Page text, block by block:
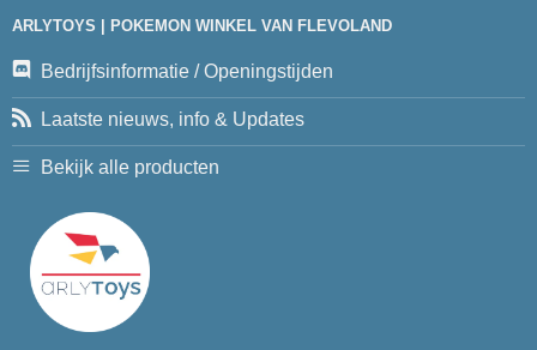
ARLYTOYS | POKEMON WINKEL VAN FLEVOLAND
Bedrijfsinformatie / Openingstijden
Laatste nieuws, info & Updates
Bekijk alle producten